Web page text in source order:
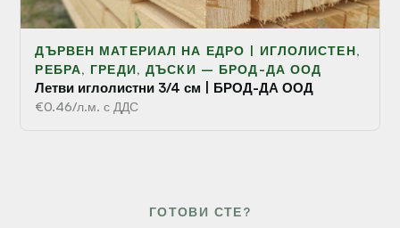
ДЪРВЕН МАТЕРИАЛ НА ЕДРО | ИГЛОЛИСТЕН,
РЕБРА, ГРЕДИ, ДЪСКИ – БРОД-ДА ООД
Летви иглолистни 3/4 см | БРОД-ДА ООД
€0.46/л.м. с ДДС
ГОТОВИ СТЕ?